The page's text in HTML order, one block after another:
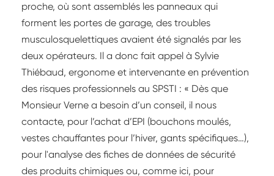
proche, où sont assemblés les panneaux qui
forment les portes de garage, des troubles
musculosquelettiques avaient été signalés par les
deux opérateurs. Il a donc fait appel à Sylvie
Thiébaud, ergonome et intervenante en prévention
des risques professionnels au SPSTI : « Dès que
Monsieur Verne a besoin d’un conseil, il nous
contacte, pour l’achat d’EPI (bouchons moulés,
vestes chauffantes pour l’hiver, gants spécifiques…),
pour l'analyse des fiches de données de sécurité
des produits chimiques ou, comme ici, pour